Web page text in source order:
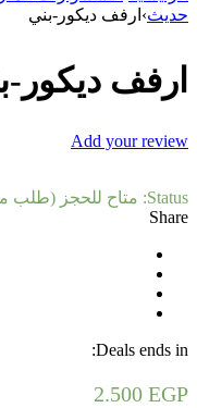
حديث› ارفف ديكور-بني
ارفف ديكور-
Add your review
Status: متاح للحجز (طلب
Share
Deals ends in:
2.500 EGP